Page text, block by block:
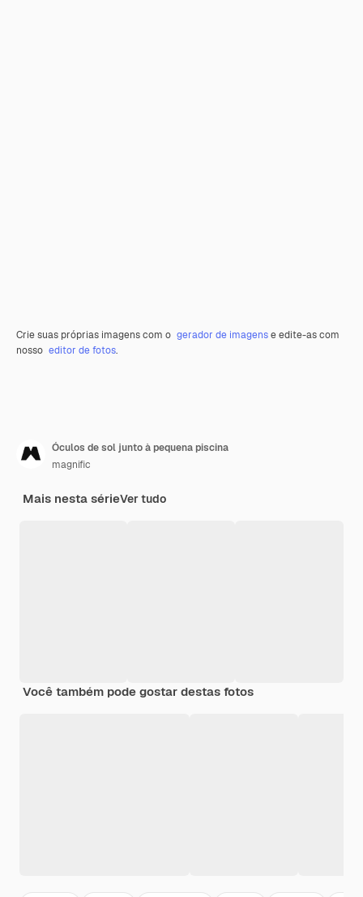
Crie suas próprias imagens com o gerador de imagense edite-as com
nosso editor de fotos.
Óculos de sol junto à pequena piscina
magnific
Mais nesta sérieVer tudo
Você também pode gostar destas fotos